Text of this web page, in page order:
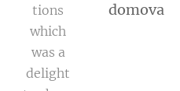
tions
which
was a
delight
domova